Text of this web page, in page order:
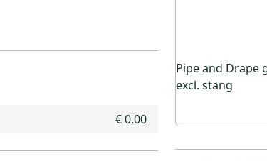
€ 0,00
Pipe and Drape
excl. stang